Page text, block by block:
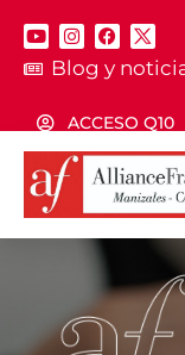
Blog y
ACCESO Q10